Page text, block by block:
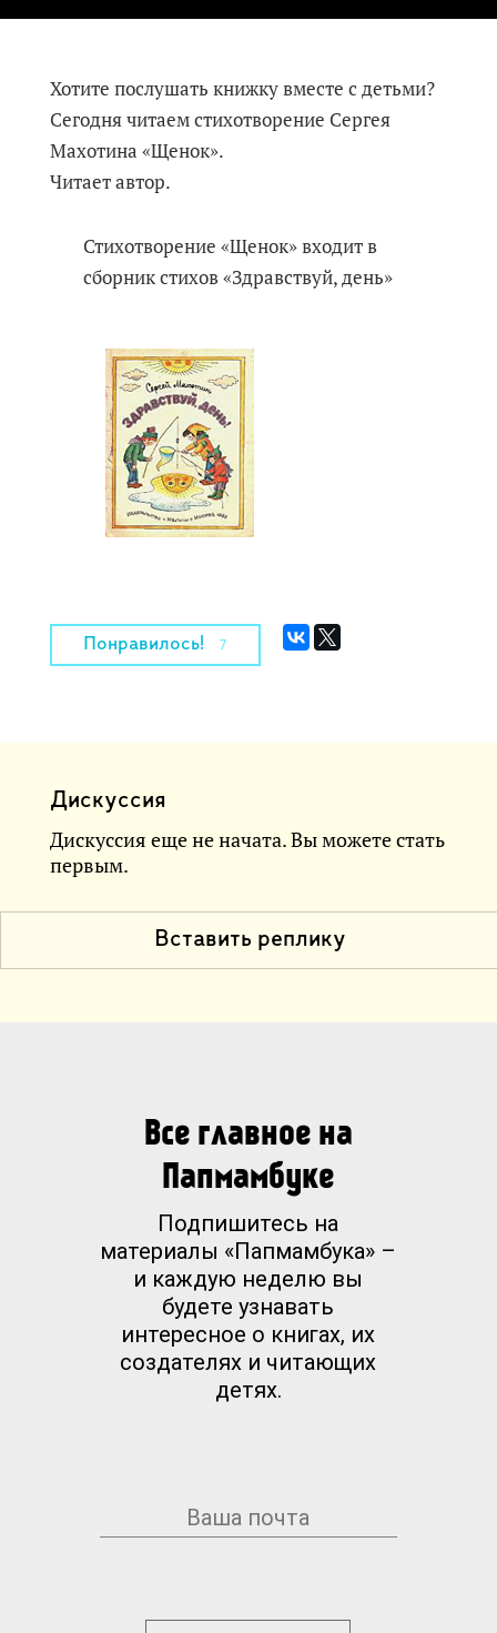
Хотите послушать книжку вместе с детьми?
Сегодня читаем стихотворение Сергея
Махотина «Щенок».
Читает автор.
Стихотворение «Щенок» входит в
сборник стихов «Здравствуй, день»
Понравилось! 7
Дискуссия
Дискуссия еще не начата. Вы можете стать
первым.
Вставить реплику
Все главное на
Папмамбуке
Подпишитесь на
материалы «Папмамбука» –
и каждую неделю вы
будете узнавать
интересное о книгах, их
создателях и читающих
детях.